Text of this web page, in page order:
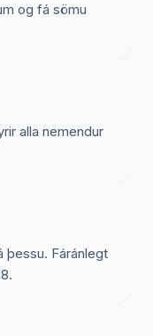
og fá sömu
alla nemendur
þessu. Fáránlegt